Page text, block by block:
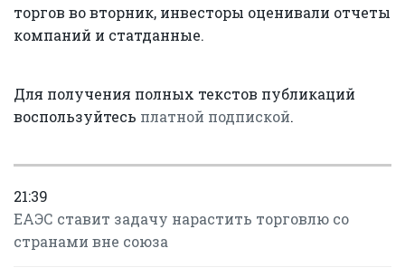
торгов во вторник, инвесторы оценивали отчеты
компаний и статданные.
Для получения полных текстов публикаций
воспользуйтесь платной подпиской.
21:39
ЕАЭС ставит задачу нарастить торговлю со
странами вне союза